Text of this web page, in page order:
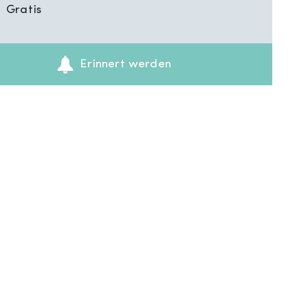
Gratis
Erinnert werden